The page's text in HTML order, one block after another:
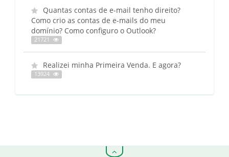
Quantas contas de e-mail tenho direito?
Como crio as contas de e-mails do meu
domínio? Como configuro o Outlook?
21721
Realizei minha Primeira Venda. E agora?
13924